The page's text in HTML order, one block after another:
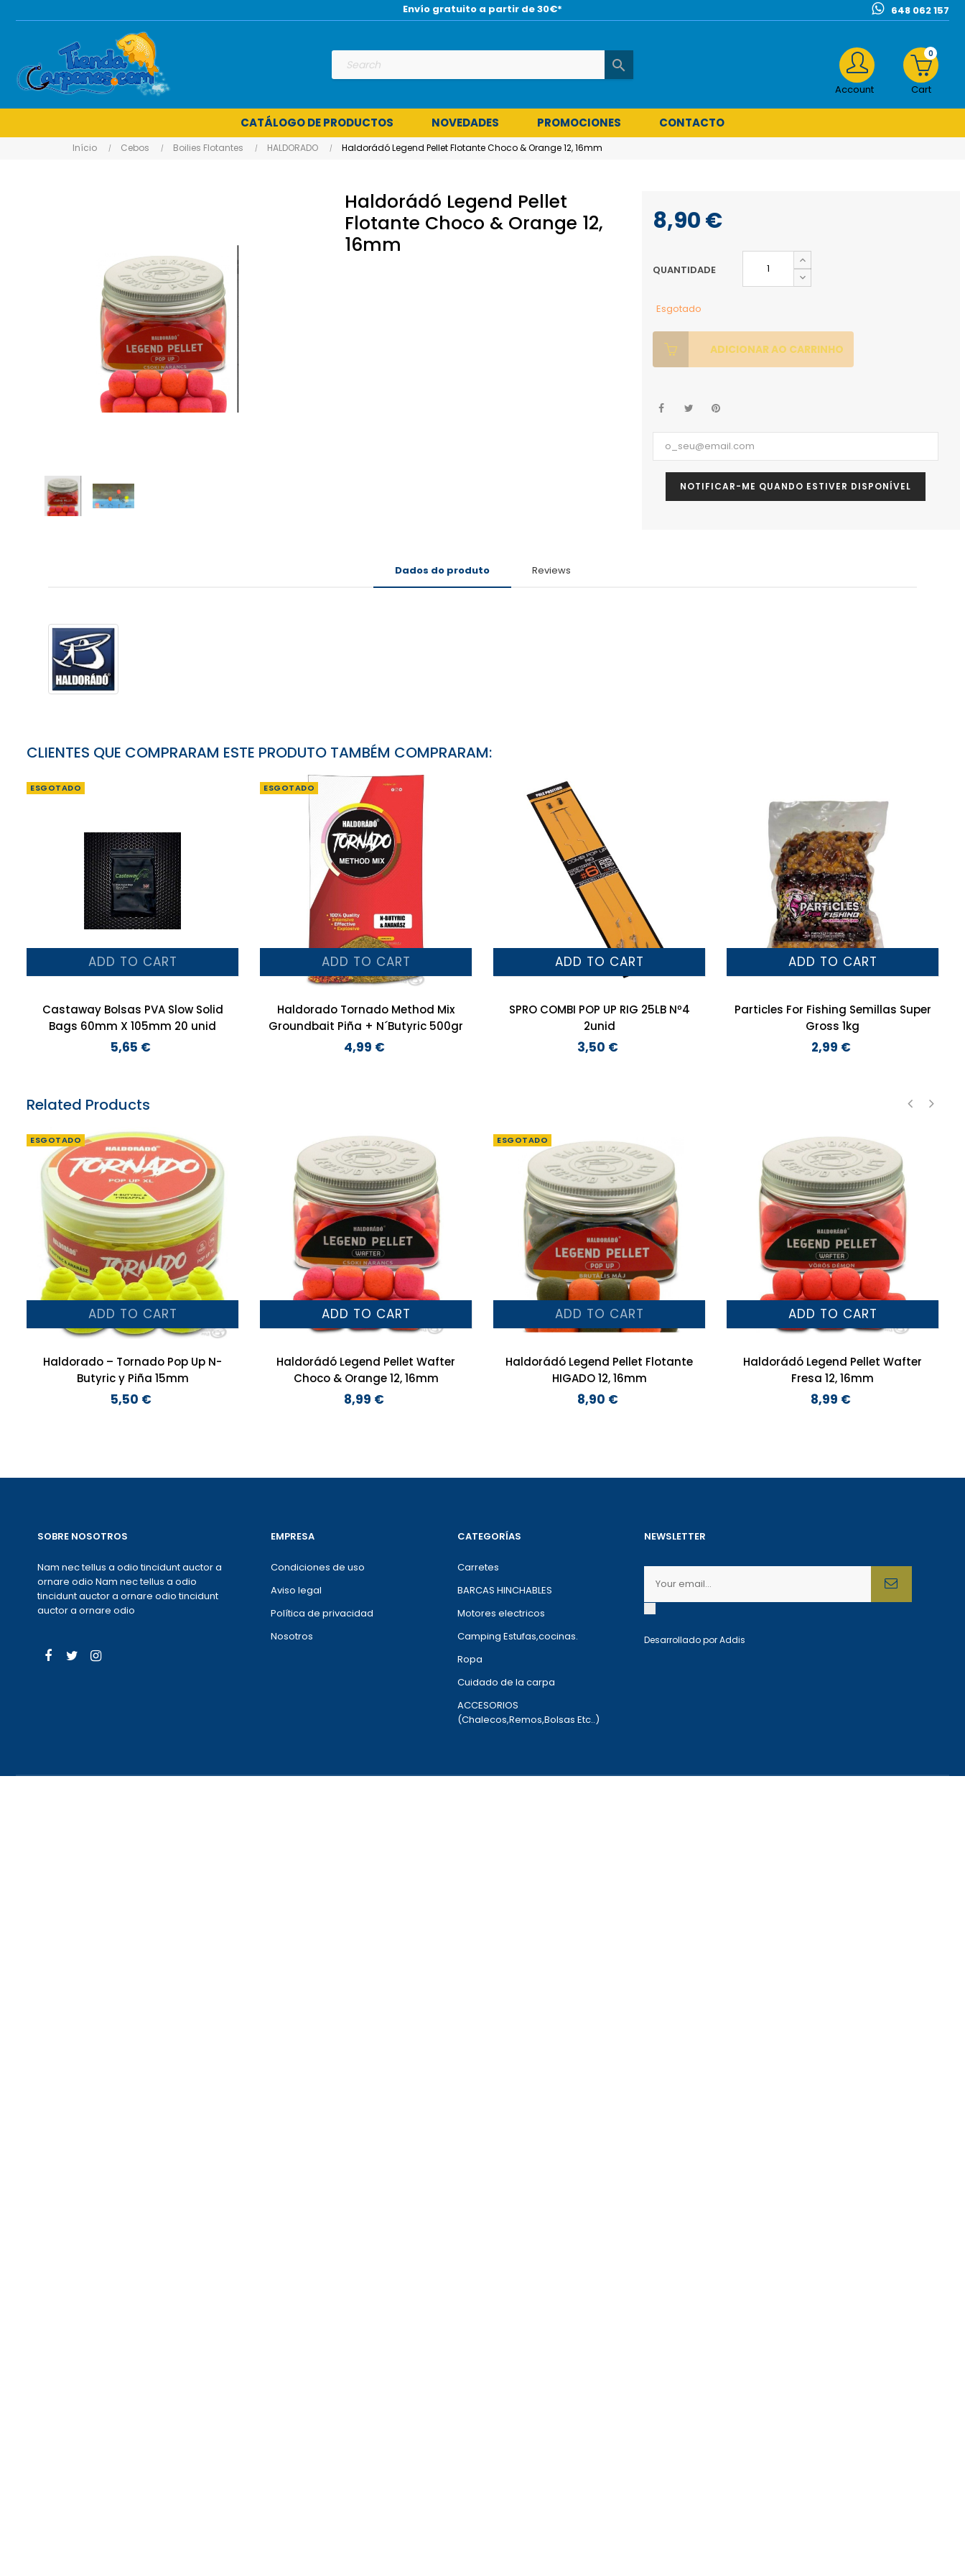
Envío gratuito a partir de 30€* 648 062 157
search
0
Cart
Account
CATÁLOGO DE PRODUCTOS NOVEDADES PROMOCIONES CONTACTO
Início Cebos Boilies Flotantes HALDORADO Haldorádó Legend Pellet Flotante Choco & Orange 12, 16mm
Haldorádó Legend Pellet
Flotante Choco & Orange 12,
16mm
8,90 €
QUANTIDADE
Esgotado
ADICIONAR AO CARRINHO
NOTIFICAR-ME QUANDO ESTIVER DISPONÍVEL
Dados do produto Reviews
CLIENTES QUE COMPRARAM ESTE PRODUTO TAMBÉM COMPRARAM:
ESGOTADO
ADD TO CART
Castaway Bolsas PVA Slow Solid
Bags 60mm X 105mm 20 unid
Preço
5,65 €
ESGOTADO
ADD TO CART
Haldorado Tornado Method Mix
Groundbait Piña + N´Butyric 500gr
Preço
4,99 €
ADD TO CART
SPRO COMBI POP UP RIG 25LB Nº4
2unid
Preço
3,50 €
ADD TO CART
Particles For Fishing Semillas Super
Gross 1kg
Preço
2,99 €
Related Products
ESGOTADO
ADD TO CART
Haldorado – Tornado Pop Up N-
Butyric y Piña 15mm
Preço
5,50 €
ADD TO CART
Haldorádó Legend Pellet Wafter
Choco & Orange 12, 16mm
Preço
8,99 €
ESGOTADO
ADD TO CART
Haldorádó Legend Pellet Flotante
HIGADO 12, 16mm
Preço
8,90 €
ADD TO CART
Haldorádó Legend Pellet Wafter
Fresa 12, 16mm
Preço
8,99 €
SOBRE NOSOTROS
Nam nec tellus a odio tincidunt auctor a
ornare odio Nam nec tellus a odio
tincidunt auctor a ornare odio tincidunt
auctor a ornare odio
Facebook
Twitter
EMPRESA
Condiciones de uso
Aviso legal
Política de privacidad
Nosotros
CATEGORÍAS
Carretes
BARCAS HINCHABLES
Motores electricos
Camping Estufas,cocinas.
Ropa
Cuidado de la carpa
ACCESORIOS
(Chalecos,Remos,Bolsas Etc..)
NEWSLETTER
Desarrollado porAddis